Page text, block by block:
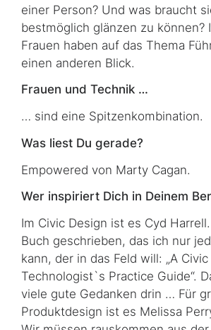
einer Person? Und was braucht
bestmöglich glänzen zu können?
Frauen haben auf das Thema
einen anderen Blick.
Frauen und Technik …
… sind eine Spitzenkombination.
Was liest Du gerade?
Empowered von Marty Cagan.
Wer inspiriert Dich in Deinem
Im Civic Design ist es Cyd
Buch geschrieben, das ich nur
kann, der in das Feld will: „A Civic
Technologist`s Practice Guide“.
viele gute Gedanken drin … Für
Produktdesign ist es Melissa